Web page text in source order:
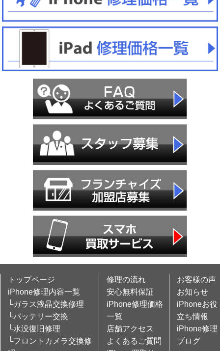
トップページ
iPhone修理内容一覧
└ガラス液晶交換修理
└バッテリー交換
└水没復旧修理
└フロントカメラ交換修
修理の流れ
安心無料保証
iPhone修理価格
一覧
店舗アクセス
よくあるご質問
お客様の声
お知らせ
iPhoneお役
立ち情報
iPhone修理
ブログ